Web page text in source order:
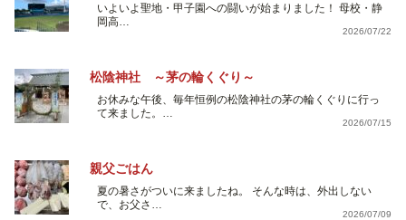
いよいよ聖地・甲子園への闘いが始まりました！ 母校・静
岡高…
2026/07/22
松陰神社 ～茅の輪くぐり～
お休みな午後、毎年恒例の松陰神社の茅の輪くぐりに行っ
て来ました。…
2026/07/15
親父ごはん
夏の暑さがついに来ましたね。 そんな時は、外出しない
で、お父さ…
2026/07/09